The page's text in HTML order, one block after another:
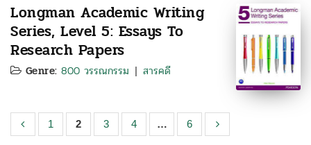
Longman Academic Writing
Series, Level 5: Essays To
Research Papers
Genre: 800 วรรณกรรม | สารคดี
1 2 3 4 … 6